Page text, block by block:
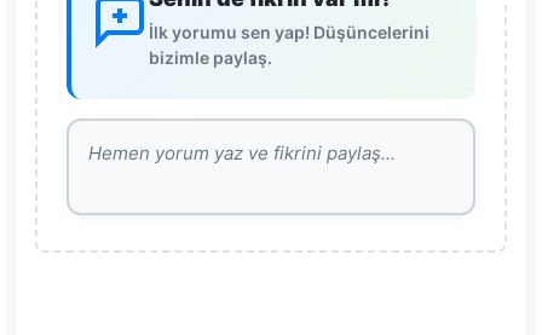
İlk yorumu sen yap! Düşüncelerini
bizimle paylaş.